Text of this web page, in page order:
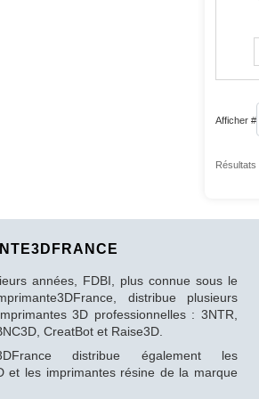
Afficher #
Résultats
années, FDBI, plus connue sous le
distribue plusieurs
3D professionnelles : 3NTR,
CreatBot et Raise3D.
distribue également les
et les imprimantes résine de la marque